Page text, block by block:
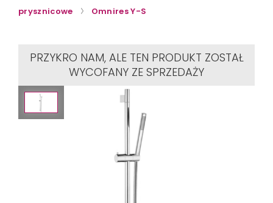
prysznicowe
Omnires Y-S
PRZYKRO NAM, ALE TEN PRODUKT ZOSTAŁ
WYCOFANY ZE SPRZEDAŻY